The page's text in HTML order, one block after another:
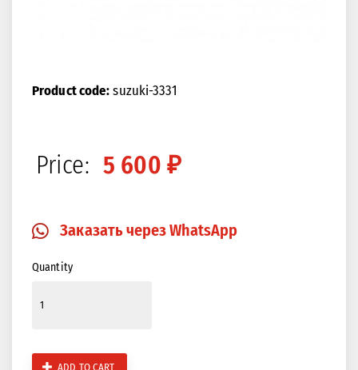
Product code: suzuki-3331
Price: 5 600 ₽
Заказать через WhatsApp
Quantity
ADD TO CART